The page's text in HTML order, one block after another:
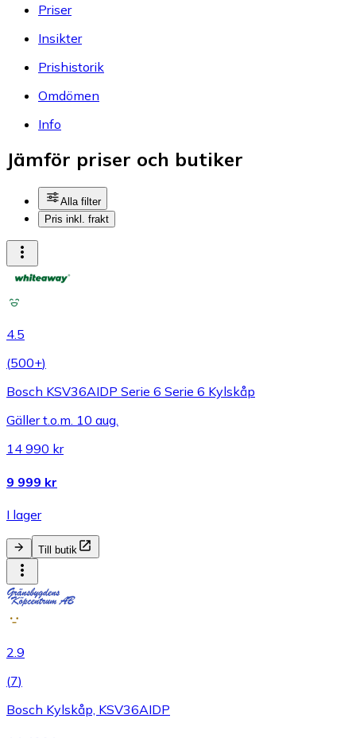
Priser
Insikter
Prishistorik
Omdömen
Info
Jämför priser och butiker
Alla filter
Pris inkl. frakt
4.5
(500+)
Bosch KSV36AIDP Serie 6 Serie 6 Kylskåp
Gäller t.o.m. 10 aug.
14 990 kr
9 999 kr
I lager
Till butik
2.9
(7)
Bosch Kylskåp, KSV36AIDP